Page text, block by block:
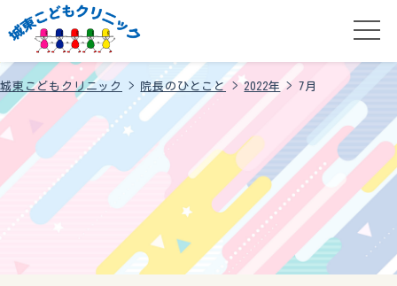
城東こどもクリニック > 院長のひとこと>2022年 > 7月